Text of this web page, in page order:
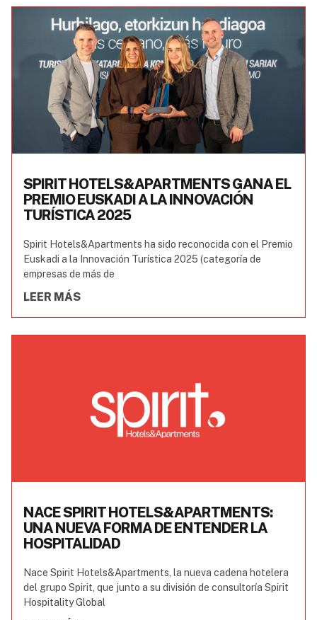
SPIRIT HOTELS&APARTMENTS GANA EL
PREMIO EUSKADI A LA INNOVACIÓN
TURÍSTICA 2025
Spirit Hotels&Apartments ha sido reconocida con el Premio
Euskadi a la Innovación Turística 2025 (categoría de
empresas de más de
LEER MÁS
NACE SPIRIT HOTELS&APARTMENTS:
UNA NUEVA FORMA DE ENTENDER LA
HOSPITALIDAD
Nace Spirit Hotels&Apartments, la nueva cadena hotelera
del grupo Spirit, que junto a su división de consultoría Spirit
Hospitality Global